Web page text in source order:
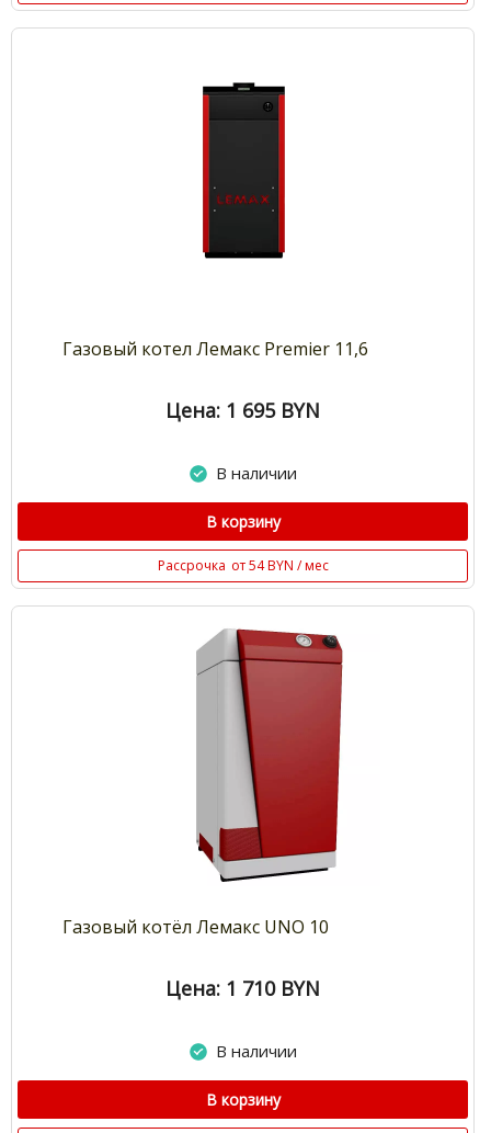
Газовый котел Лемакс Premier 11,6
Цена: 1 695 BYN
В наличии
В корзину
Рассрочка от 54 BYN / мес
Газовый котёл Лемакс UNO 10
Цена: 1 710 BYN
В наличии
В корзину